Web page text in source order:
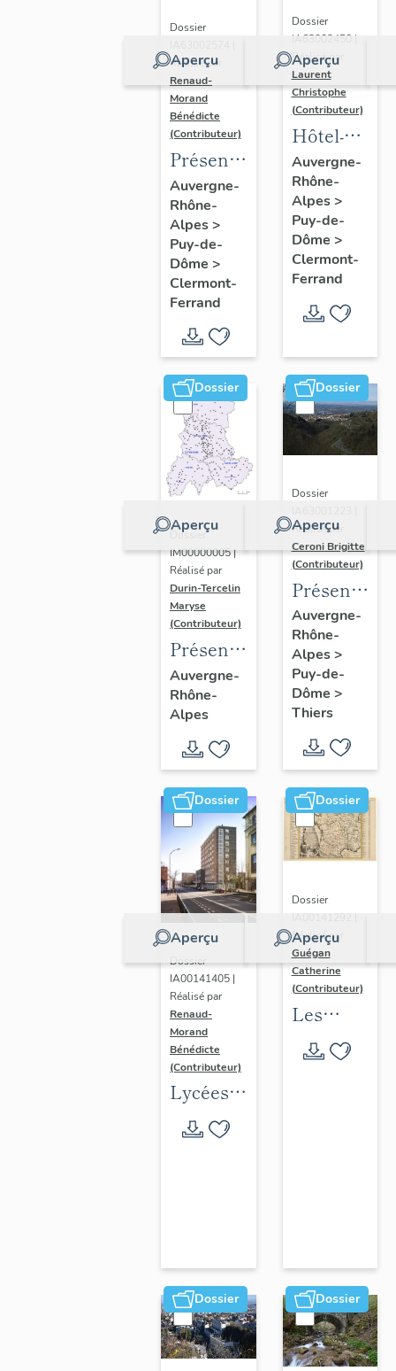
Aperçu
Dossier
Réalisé par
Renaud-
Morand
Bénédicte
(Contributeur)
Présentation
de
l'opération
ponctuelle
"Muraille
de
Chine"
(de
Clermont-
Ferrand)
Auvergne-
Rhône-
Alpes>
Puy-de-
Dôme >
Clermont-
Ferrand
Aperçu
Dossier
IA63002450 |
Réalisé par
Laurent
Christophe
(Contributeur)
Hôtel-
Dieu de
Clermont-
Ferrand
: les
raisons
de
l'étude
Auvergne-
Rhône-
Alpes>
Puy-de-
Dôme >
Clermont-
Ferrand
Dossier
Aperçu
Dossier
IM00000005 |
Réalisé par
Durin-Tercelin
Maryse
(Contributeur)
Présentation
de
l’opération
tissus et
ornements
liturgiques
en
Auvergne
Auvergne-
Rhône-
Alpes
Dossier
Aperçu
Dossier
Réalisé par
Ceroni Brigitte
(Contributeur)
de
l'enquête
thématique
régionale
"Pentes
de la
commune
de
Thiers"
Auvergne-
Rhône-
Alpes>
Puy-de-
Dôme >
Thiers
Dossier
Aperçu
Dossier
IA00141405 |
Réalisé par
Renaud-
Morand
Bénédicte
(Contributeur)
Lycées
publics
en
Dossier
Aperçu
Dossier
IA00141292 |
Réalisé par
Guégan
Catherine
(Contributeur)
Les
collèges
jésuites
Rhône-
Alpes
(DOSSIER
EN
COURS)
Dossier Dossier